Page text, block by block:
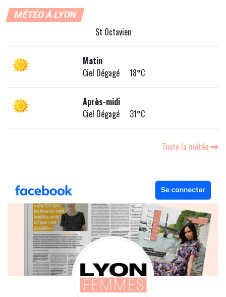
MÉTÉO À LYON
St Octavien
Matin
Ciel Dégagé 18°C
Après-midi
Ciel Dégagé 31°C
Toute la météo